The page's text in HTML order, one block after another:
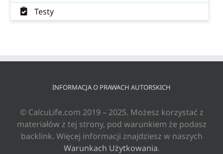
Testy
INFORMACJA O PRAWACH AUTORSKICH
© CalcuLife.com 2019 – 2025. Możesz korzystać z
materiałów z tej strony, pod warunkiem że podasz
backlink. Więcej informacji znajdziesz w naszych
Warunkach Użytkowania.